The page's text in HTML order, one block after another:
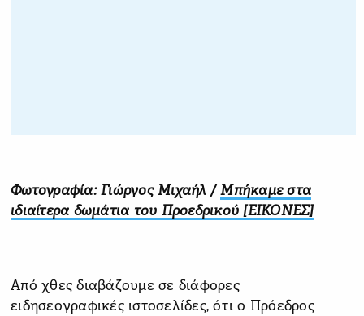
Φωτογραφία: Γιώργος Μιχαήλ /Μπήκαμε στα
ιδιαίτερα δωμάτια του Προεδρικού [ΕΙΚΟΝΕΣ]
Από χθες διαβάζουμε σε διάφορες
ειδησεογραφικές ιστοσελίδες, ότι ο Πρόεδρος